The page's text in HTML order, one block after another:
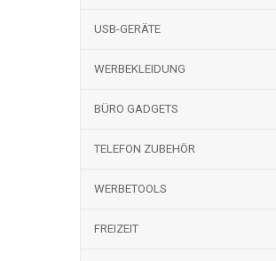
USB-GERÄTE
WERBEKLEIDUNG
BÜRO GADGETS
TELEFON ZUBEHÖR
WERBETOOLS
FREIZEIT